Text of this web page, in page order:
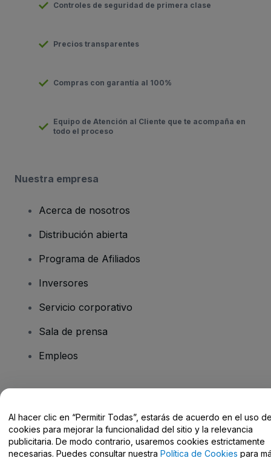
Controles de seguridad de primera clase
Precios transparentes
Compras con garantía al 100%
Equipo de Atención al Cliente que te acompaña en
todo el proceso
Nuestra empresa
Acerca de nosotros
Distribución abierta
Programa de Afiliados
Inversores
Servicio corporativo
Sala de prensa
Empleos
Centro de Ayuda / Contacto
Al hacer clic en “Permitir Todas”, estarás de acuerdo en el uso
cookies para mejorar la funcionalidad del sitio y la relevancia
publicitaria. De modo contrario, usaremos cookies estrictamente
necesarias. Puedes consultar nuestra Política de Cookies para